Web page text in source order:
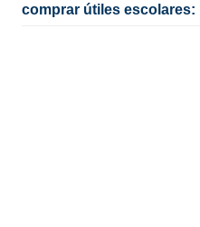
comprar útiles escolares: